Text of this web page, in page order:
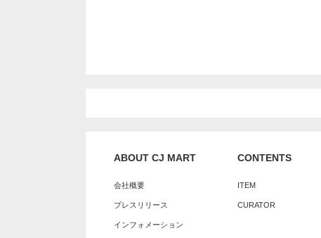
ABOUT CJ MART
会社概要
プレスリリース
インフォメーション
CONTENTS
ITEM
CURATOR